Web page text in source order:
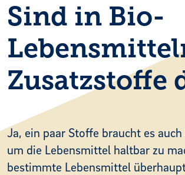
Sind in Bio-
Zusatzstoffe
Ja, ein paar Stoffe braucht es
um die Lebensmittel haltbar zu
bestimmte Lebensmittel